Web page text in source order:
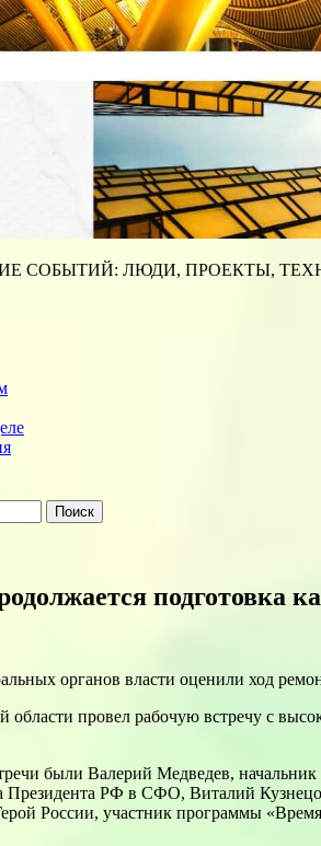
СОБЫТИЙ: ЛЮДИ, ПРОЕКТЫ,
подготовка
органов власти оценили ход
области провел рабочую встречу с
были Валерий Медведев,
Президента РФ в СФО, Виталий
России, участник программы